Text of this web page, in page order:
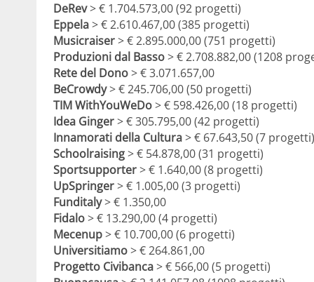
DeRev> € 1.704.573,00 (92 progetti)
Eppela> € 2.610.467,00 (385 progetti)
Musicraiser> € 2.895.000,00 (751 progetti)
Produzioni dal Basso> € 2.708.882,00 (1208
Rete del Dono> € 3.071.657,00
BeCrowdy> € 245.706,00 (50 progetti)
TIM WithYouWeDo> € 598.426,00 (18 progetti)
Idea Ginger> € 305.795,00 (42 progetti)
Innamorati della Cultura> € 67.643,50 (7 progetti)
Schoolraising> € 54.878,00 (31 progetti)
Sportsupporter> € 1.640,00 (8 progetti)
UpSpringer> € 1.005,00 (3 progetti)
Funditaly> € 1.350,00
Fidalo> € 13.290,00 (4 progetti)
Mecenup> € 10.700,00 (6 progetti)
Universitiamo> € 264.861,00
Progetto Civibanca> € 566,00 (5 progetti)